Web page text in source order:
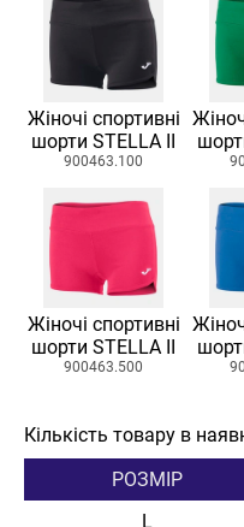
Жіночі спортивні
шорти STELLA II
900463.100
Жіночі спортивні
шорти STELLA II
900463.500
Кількість товару в
РОЗМІР
L